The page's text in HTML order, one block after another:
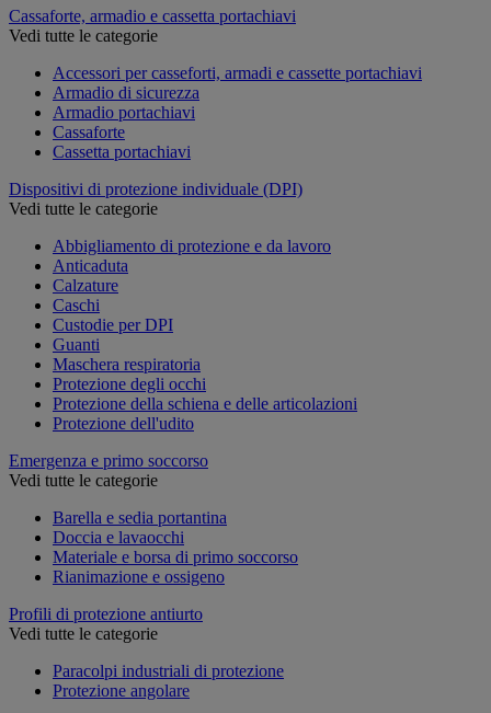
Cassaforte, armadio e cassetta portachiavi
Vedi tutte le categorie
Accessori per casseforti, armadi e cassette portachiavi
Armadio di sicurezza
Armadio portachiavi
Cassaforte
Cassetta portachiavi
Dispositivi di protezione individuale (DPI)
Vedi tutte le categorie
Abbigliamento di protezione e da lavoro
Anticaduta
Calzature
Caschi
Custodie per DPI
Guanti
Maschera respiratoria
Protezione degli occhi
Protezione della schiena e delle articolazioni
Protezione dell'udito
Emergenza e primo soccorso
Vedi tutte le categorie
Barella e sedia portantina
Doccia e lavaocchi
Materiale e borsa di primo soccorso
Rianimazione e ossigeno
Profili di protezione antiurto
Vedi tutte le categorie
Paracolpi industriali di protezione
Protezione angolare